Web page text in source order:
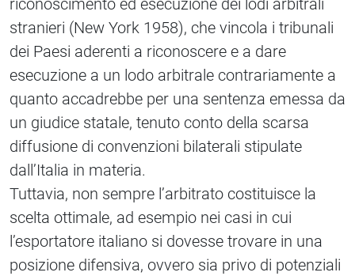
riconoscimento ed esecuzione dei lodi arbitrali
stranieri (New York 1958), che vincola i tribunali
dei Paesi aderenti a riconoscere e a dare
esecuzione a un lodo arbitrale contrariamente a
quanto accadrebbe per una sentenza emessa da
un giudice statale, tenuto conto della scarsa
diffusione di convenzioni bilaterali stipulate
dall’Italia in materia.
Tuttavia, non sempre l’arbitrato costituisce la
scelta ottimale, ad esempio nei casi in cui
l’esportatore italiano si dovesse trovare in una
posizione difensiva, ovvero sia privo di potenziali